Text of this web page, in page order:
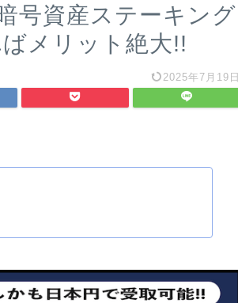
号資産ステーキング
メリット絶大!!
2025年7月19日